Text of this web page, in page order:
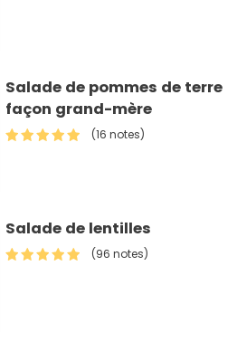
Salade de pommes de terre
façon grand-mère
(16 notes)
Salade de lentilles
(96 notes)